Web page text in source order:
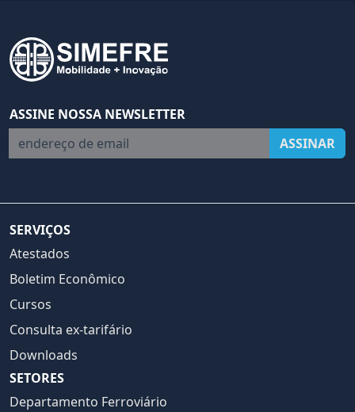
ASSINE NOSSA NEWSLETTER
endereço de email
ASSINAR
SERVIÇOS
Atestados
Boletim Econômico
Cursos
Consulta ex-tarifário
Downloads
SETORES
Departamento Ferroviário